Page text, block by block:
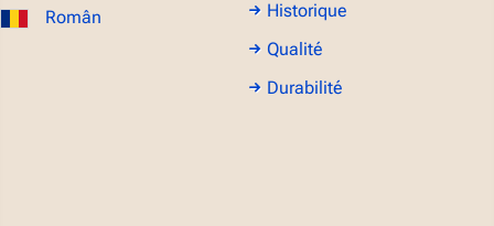
Român
Historique
Qualité
Durabilité